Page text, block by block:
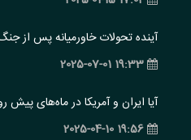
آینده تحولات خاورمیانه پس از
19:33 2025-07-01
آیا ایران و آمریکا در ماه‌های پیش
19:56 2025-04-10